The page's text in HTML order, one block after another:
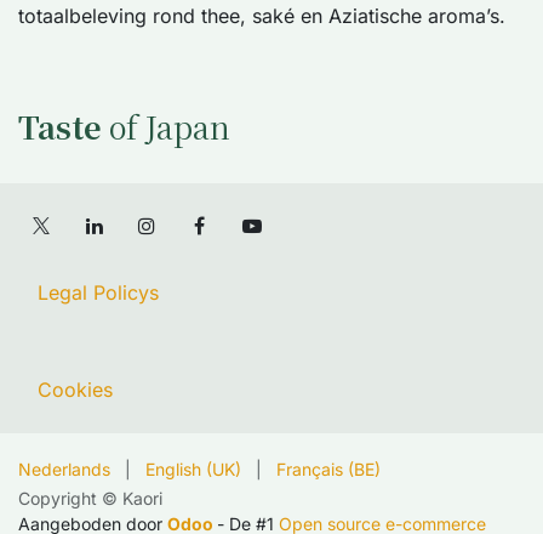
totaalbeleving rond thee, saké en Aziatische aroma’s.
Taste of Japan
Legal Policys
Cookies
Copyright © Kaori
Nederlands English (UK) Français (BE)
Aangeboden door Odoo - De #1 Open source e-commerce